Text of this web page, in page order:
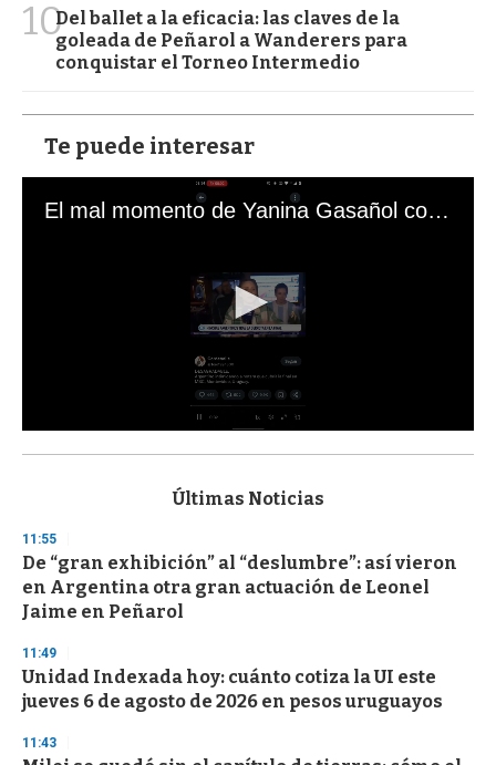
10Del ballet a la eficacia: las claves de la
goleada de Peñarol a Wanderers para
conquistar el Torneo Intermedio
Te puede interesar
El mal momento de Yanina Gasañol con un hincha argentino en "Subrayado"
s
d
s
o
f
3
s
e
c
o
d
s
Últimas Noticias
11:55
De “gran exhibición” al “deslumbre”: así vieron
en Argentina otra gran actuación de Leonel
Jaime en Peñarol
11:49
Unidad Indexada hoy: cuánto cotiza la UI este
jueves 6 de agosto de 2026 en pesos uruguayos
11:43